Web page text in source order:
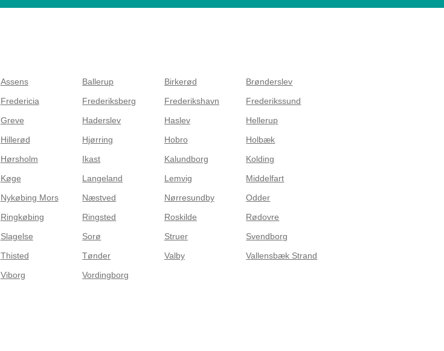
Assens Ballerup Birkerød
Brønderslev
Fredericia Frederiksberg Frederikshavn
Frederikssund
Greve Haderslev Haslev
Hellerup
Hillerød Hjørring Hobro
Holbæk
Hørsholm Ikast Kalundborg
Kolding
Køge Langeland Lemvig
Middelfart
Nykøbing Mors Næstved Nørresundby
Odder
Ringkøbing Ringsted Roskilde
Rødovre
Slagelse Sorø Struer
Svendborg
Thisted Tønder Valby
Vallensbæk Strand
Viborg Vordingborg